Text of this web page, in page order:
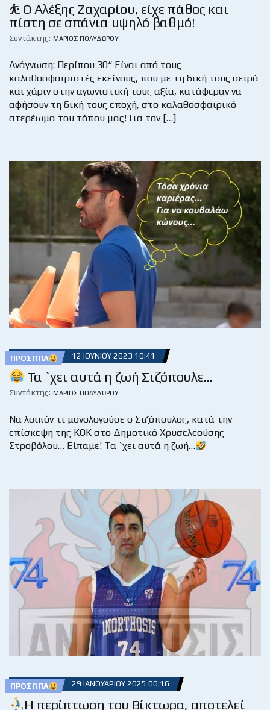
⛹️ Ο Αλέξης Ζαχαρίου, είχε πάθος και
πίστη σε σπάνια υψηλό βαθμό!
Συντάκτης: ΜΆΡΙΟΣ ΠΟΛΥΔΏΡΟΥ
Ανάγνωση: Περίπου 30“ Είναι από τους
καλαθοσφαιριστές εκείνους, που με τη δική τους σειρά
και χάριν στην αγωνιστική τους αξία, κατάφεραν να
αφήσουν τη δική τους εποχή, στο καλαθοσφαιρικό
στερέωμα του τόπου μας! Για τον […]
ΠΡΌΣΩΠΑ 12 ΙΟΥΝΊΟΥ 2023 10:41
Τα `χει αυτά η ζωή Σιζόπουλε…
Συντάκτης: ΜΆΡΙΟΣ ΠΟΛΥΔΏΡΟΥ
Να λοιπόν τι μονολογούσε ο Σιζόπουλος, κατά την
επίσκεψη της ΚΟΚ στο Δημοτικό Χρυσελεούσης
Στροβόλου… Είπαμε! Τα `χει αυτά η ζωή…
ΠΡΌΣΩΠΑ 29 ΙΑΝΟΥΑΡΊΟΥ 2025 06:16
Η περίπτωση του Βίκτωρα, αποτελεί